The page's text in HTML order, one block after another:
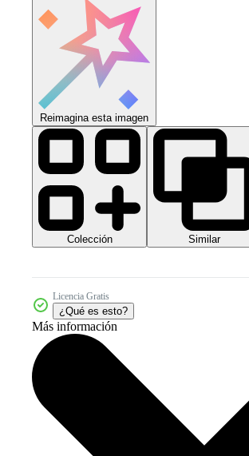
Reimagina esta imagen
Colección Similar
Licencia Gratis
¿Qué es esto?
Más información